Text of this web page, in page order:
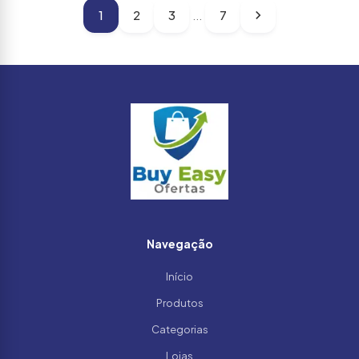
1 2 3 7
Navegação
Início
Produtos
Categorias
Lojas